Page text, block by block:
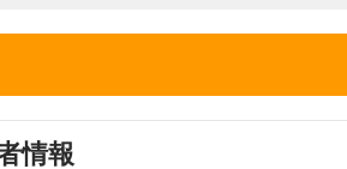
情報